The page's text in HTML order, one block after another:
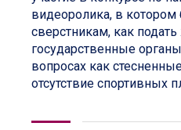
видеоролика, в котором
сверстникам, как
государственные
вопросах как
отсутствие спортивных